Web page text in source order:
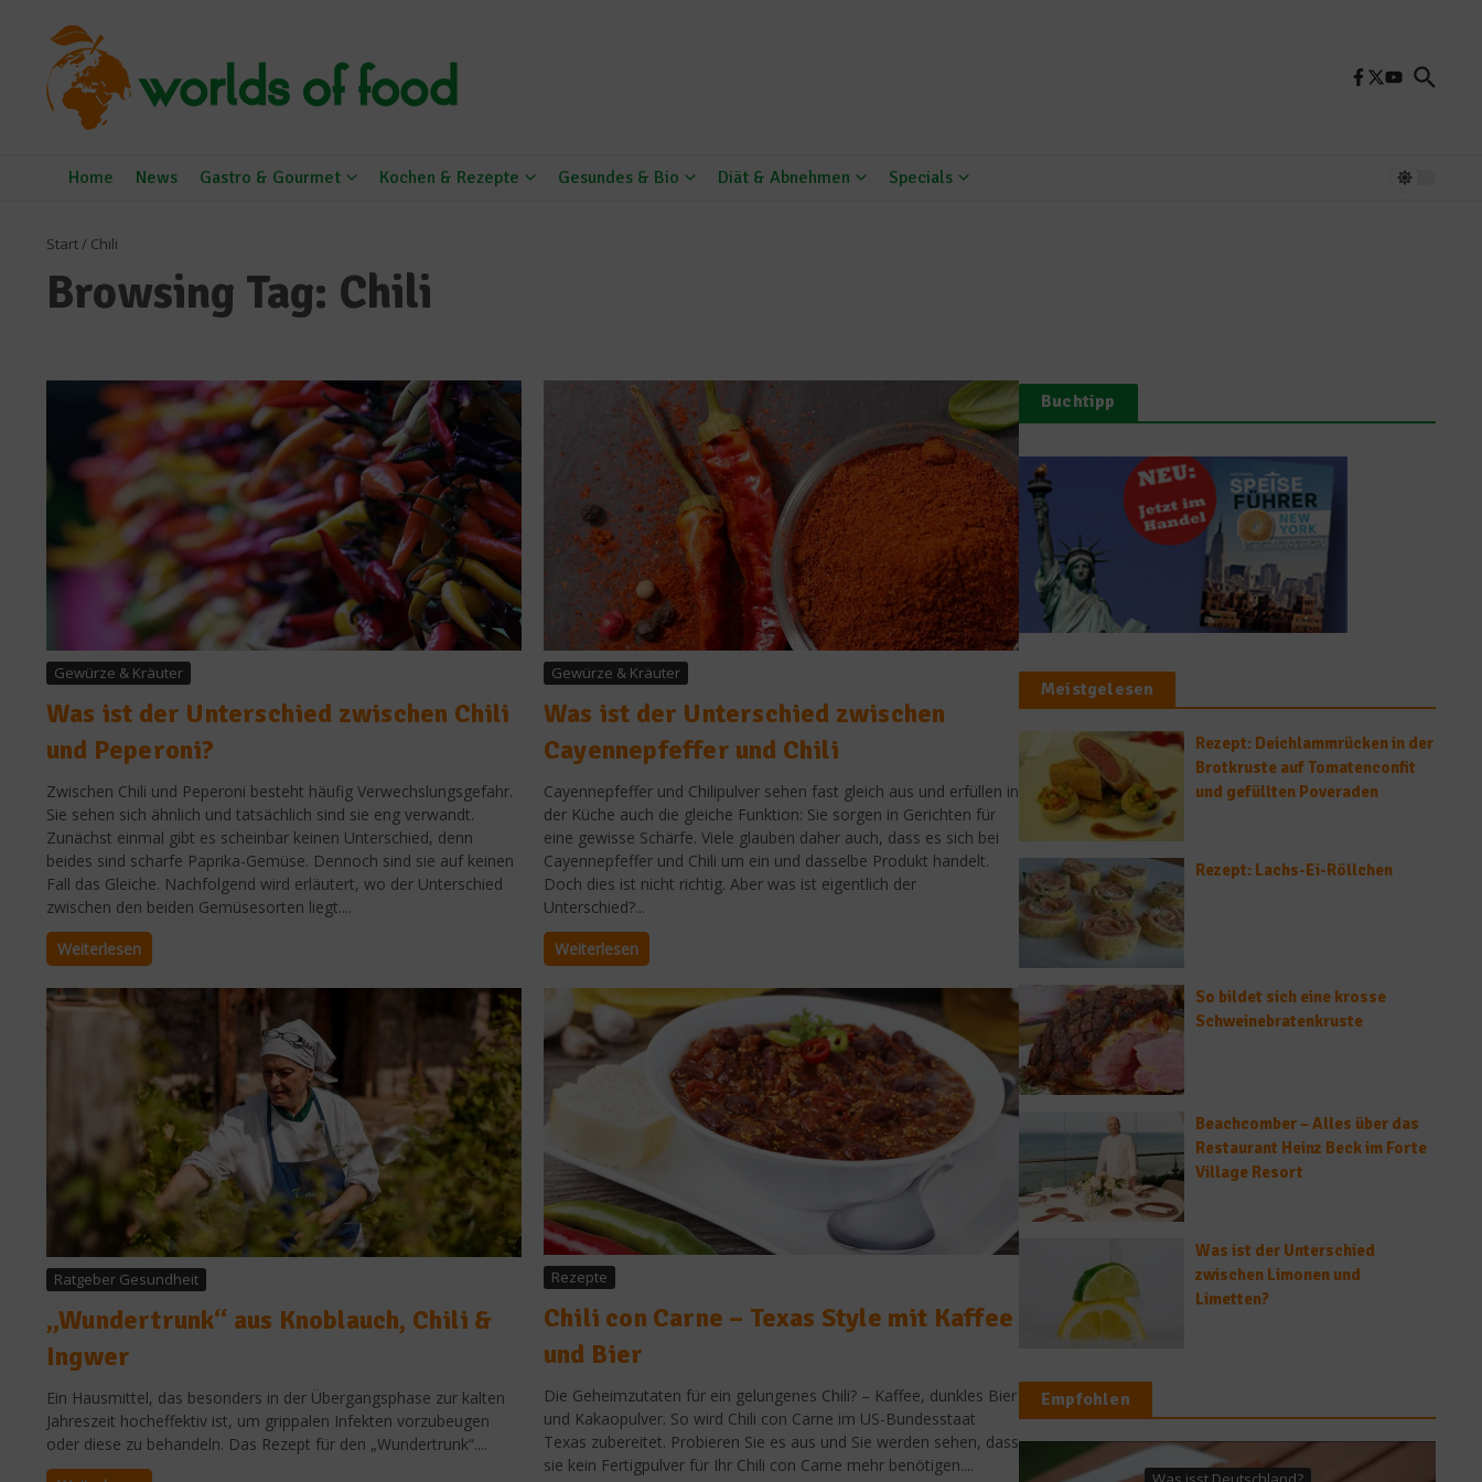
Home News Gastro & Gourmet Kochen & Rezepte Gesundes & Bio Diät & Abnehmen Specials
Start/ Chili
Browsing Tag: Chili
Gewürze & Kräuter
Was ist der Unterschied zwischen Chili
und Peperoni?
Zwischen Chili und Peperoni besteht häufig Verwechslungsgefahr.
Sie sehen sich ähnlich und tatsächlich sind sie eng verwandt.
Zunächst einmal gibt es scheinbar keinen Unterschied, denn
beides sind scharfe Paprika-Gemüse. Dennoch sind sie auf keinen
Fall das Gleiche. Nachfolgend wird erläutert, wo der Unterschied
zwischen den beiden Gemüsesorten liegt....
Weiterlesen
Gewürze & Kräuter
Was ist der Unterschied zwischen
Cayennepfeffer und Chili
Cayennepfeffer und Chilipulver sehen fast gleich aus und erfüllen in
der Küche auch die gleiche Funktion: Sie sorgen in Gerichten für
eine gewisse Schärfe. Viele glauben daher auch, dass es sich bei
Cayennepfeffer und Chili um ein und dasselbe Produkt handelt.
Doch dies ist nicht richtig. Aber was ist eigentlich der
Unterschied?...
Weiterlesen
Ratgeber Gesundheit
„Wundertrunk“ aus Knoblauch, Chili &
Ingwer
Ein Hausmittel, das besonders in der Übergangsphase zur kalten
Jahreszeit hocheffektiv ist, um grippalen Infekten vorzubeugen
oder diese zu behandeln. Das Rezept für den „Wundertrunk“....
Rezepte
Chili con Carne – Texas Style mit Kaffee
und Bier
Die Geheimzutaten für ein gelungenes Chili? – Kaffee, dunkles Bier
und Kakaopulver. So wird Chili con Carne im US-Bundesstaat
Texas zubereitet. Probieren Sie es aus und Sie werden sehen, dass
sie kein Fertigpulver für Ihr Chili con Carne mehr benötigen....
Buchtipp
Meistgelesen
Rezept: Deichlammrücken in der
Brotkruste auf Tomatenconfit
und gefüllten Poveraden
Rezept: Lachs-Ei-Röllchen
So bildet sich eine krosse
Schweinebratenkruste
Beachcomber – Alles über das
Restaurant Heinz Beck im Forte
Village Resort
Was ist der Unterschied
zwischen Limonen und
Limetten?
Empfohlen